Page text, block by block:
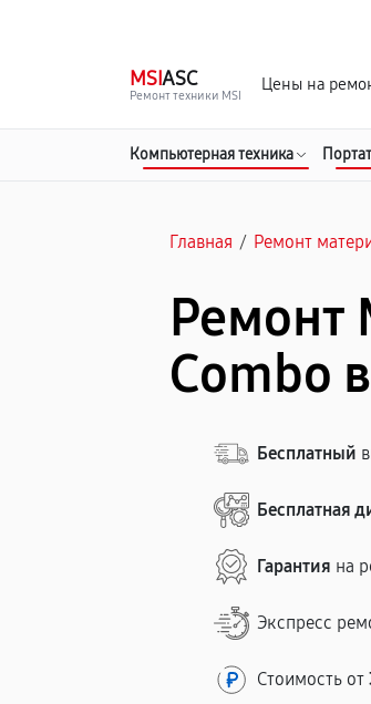
MSIASC
Ремонт техники MSI
Цены на
Компьютерная техника
Главная / Ремонт
Ремонт
Combo
Бесплатный
Бесплатная
Гарантия на
Экспресс
Стоимость от